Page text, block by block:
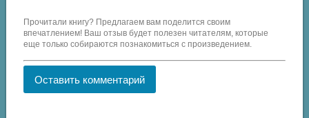
Прочитали книгу? Предлагаем вам поделится своим
впечатлением! Ваш отзыв будет полезен читателям, которые
еще только собираются познакомиться с произведением.
Оставить комментарий